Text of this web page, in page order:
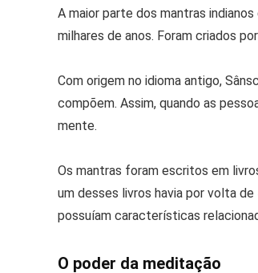
A maior parte dos mantras
milhares de anos. Foram criados
Com origem no idioma antigo,
compõem. Assim, quando as
mente.
Os mantras foram escritos em
um desses livros havia por volta
possuíam características
O poder da meditação